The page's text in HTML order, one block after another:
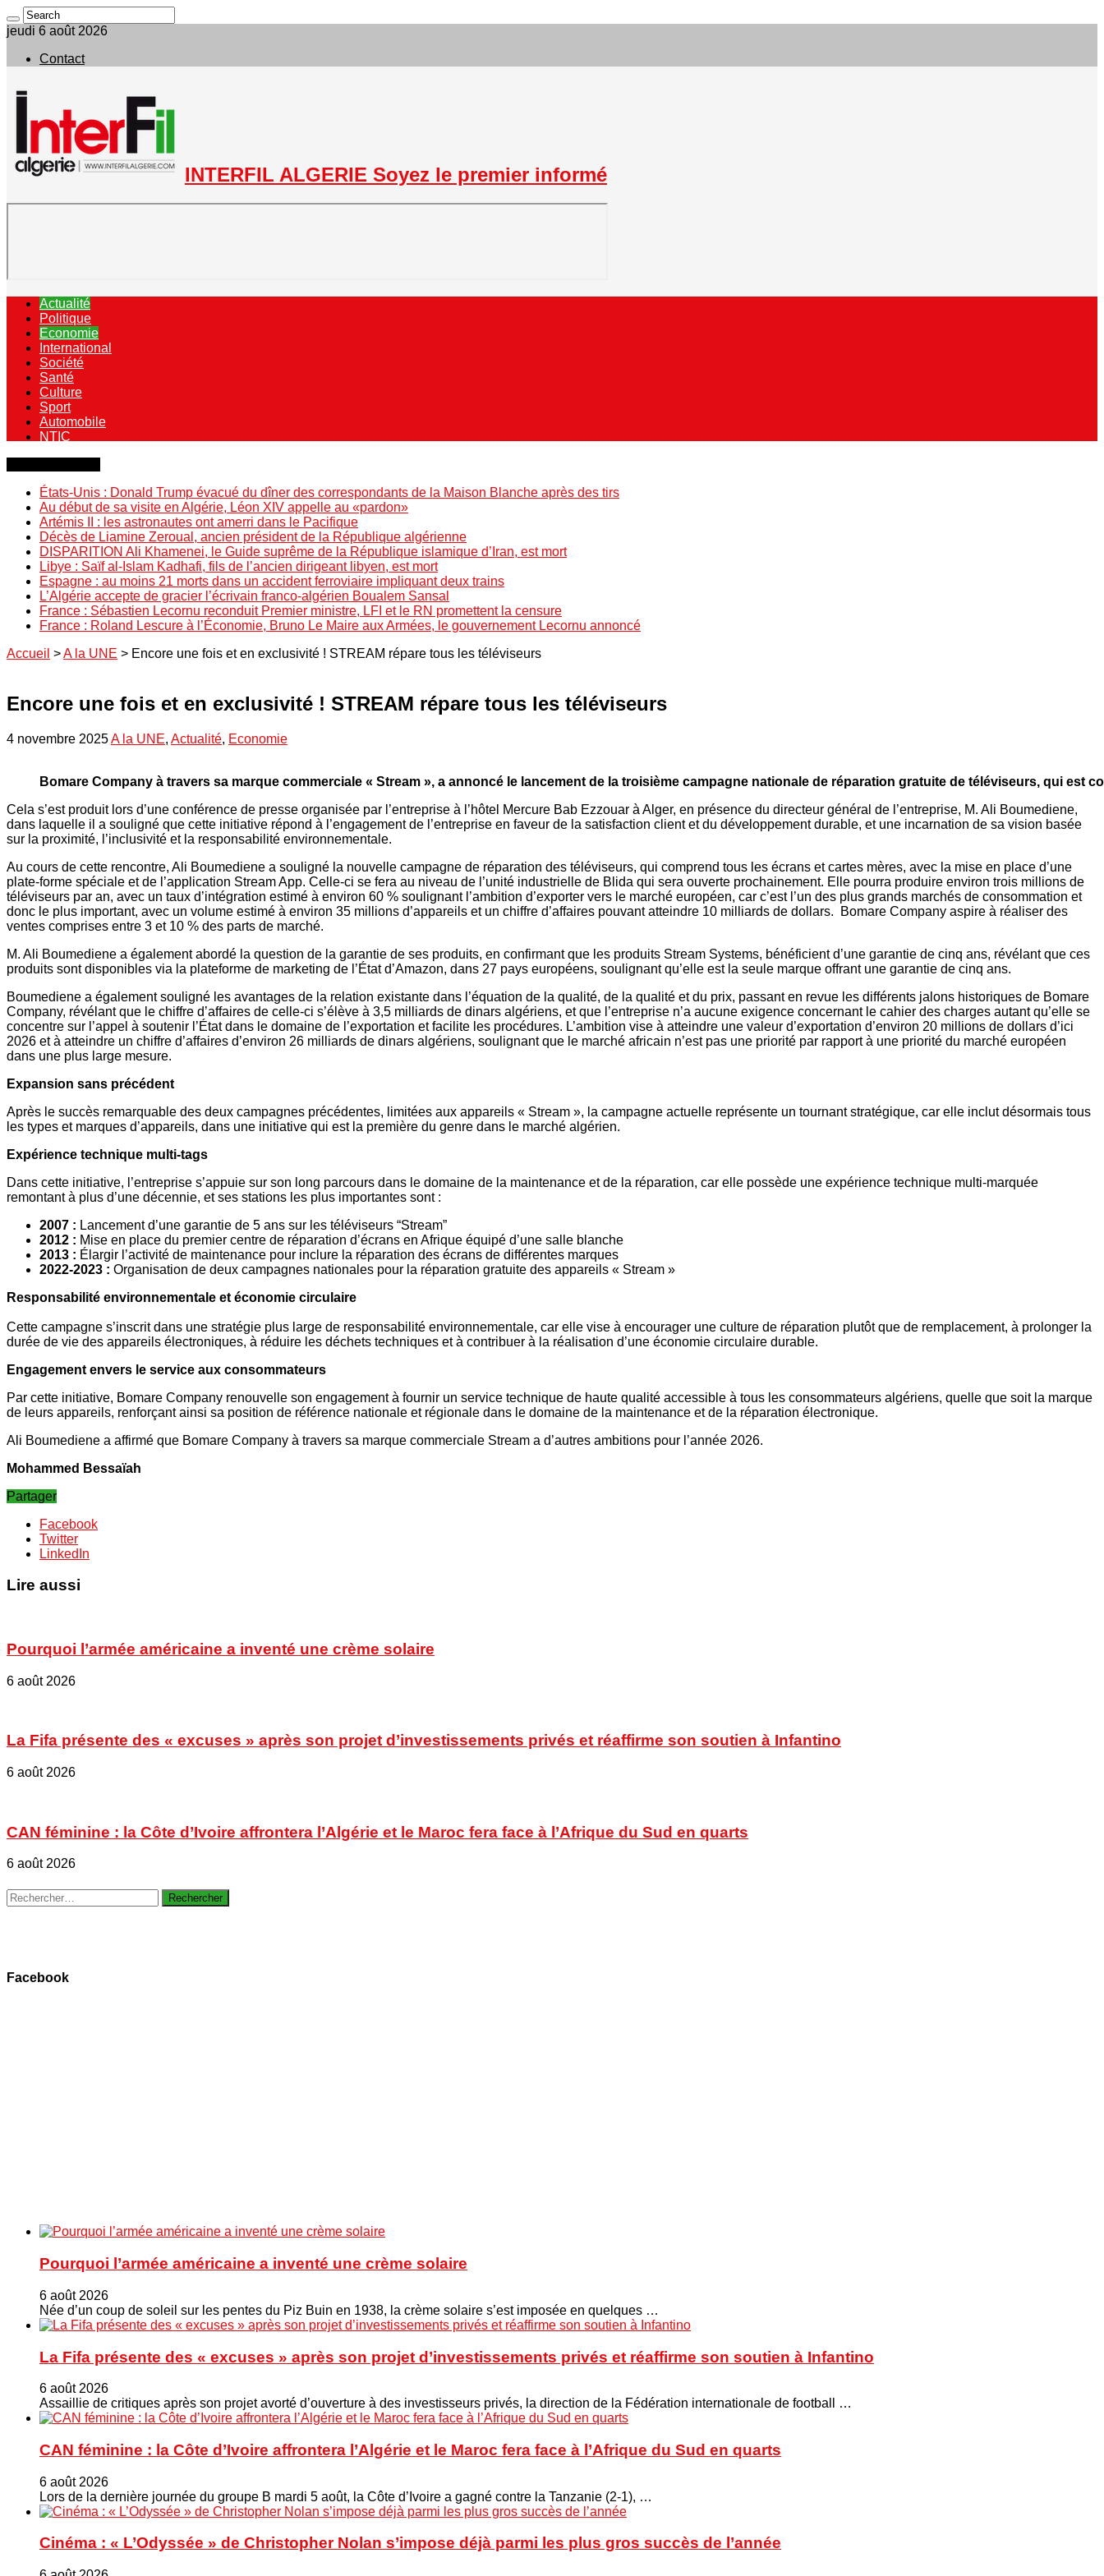
jeudi 6 août 2026
Contact
INTERFIL ALGERIE Soyez le premier informé
Actualité
Politique
Economie
International
Société
Santé
Culture
Sport
Automobile
NTIC
États-Unis : Donald Trump évacué du dîner des correspondants de la Maison Blanche après des tirs
Au début de sa visite en Algérie, Léon XIV appelle au «pardon»
Artémis II : les astronautes ont amerri dans le Pacifique
Décès de Liamine Zeroual, ancien président de la République algérienne
DISPARITION Ali Khamenei, le Guide suprême de la République islamique d’Iran, est mort
Libye : Saïf al-Islam Kadhafi, fils de l’ancien dirigeant libyen, est mort
Espagne : au moins 21 morts dans un accident ferroviaire impliquant deux trains
L’Algérie accepte de gracier l’écrivain franco-algérien Boualem Sansal
France : Sébastien Lecornu reconduit Premier ministre, LFI et le RN promettent la censure
France : Roland Lescure à l’Économie, Bruno Le Maire aux Armées, le gouvernement Lecornu annoncé
Accueil >A la UNE > Encore une fois et en exclusivité ! STREAM répare tous les téléviseurs
Encore une fois et en exclusivité ! STREAM répare tous les téléviseurs
4 novembre 2025A la UNE, Actualité, Economie
Bomare Company à travers sa marque commerciale « Stream », a annoncé le lancement de la troisième campagne nationale de réparation gratuite de téléviseurs, qui
Cela s’est produit lors d’une conférence de presse organisée par l’entreprise à l’hôtel Mercure Bab Ezzouar à Alger, en présence du directeur général de l’entreprise, M. Ali Boumediene,
dans laquelle il a souligné que cette initiative répond à l’engagement de l’entreprise en faveur de la satisfaction client et du développement durable, et une incarnation de sa vision basée
sur la proximité, l’inclusivité et la responsabilité environnementale.
Au cours de cette rencontre, Ali Boumediene a souligné la nouvelle campagne de réparation des téléviseurs, qui comprend tous les écrans et cartes mères, avec la mise en place d’une
plate-forme spéciale et de l’application Stream App. Celle-ci se fera au niveau de l’unité industrielle de Blida qui sera ouverte prochainement. Elle pourra produire environ trois millions de
téléviseurs par an, avec un taux d’intégration estimé à environ 60 % soulignant l’ambition d’exporter vers le marché européen, car c’est l’un des plus grands marchés de consommation et
donc le plus important, avec un volume estimé à environ 35 millions d’appareils et un chiffre d’affaires pouvant atteindre 10 milliards de dollars. Bomare Company aspire à réaliser des
ventes comprises entre 3 et 10 % des parts de marché.
M. Ali Boumediene a également abordé la question de la garantie de ses produits, en confirmant que les produits Stream Systems, bénéficient d’une garantie de cinq ans, révélant que ces
produits sont disponibles via la plateforme de marketing de l’État d’Amazon, dans 27 pays européens, soulignant qu’elle est la seule marque offrant une garantie de cinq ans.
Boumediene a également souligné les avantages de la relation existante dans l’équation de la qualité, de la qualité et du prix, passant en revue les différents jalons historiques de Bomare
Company, révélant que le chiffre d’affaires de celle-ci s’élève à 3,5 milliards de dinars algériens, et que l’entreprise n’a aucune exigence concernant le cahier des charges autant qu’elle se
concentre sur l’appel à soutenir l’État dans le domaine de l’exportation et facilite les procédures. L’ambition vise à atteindre une valeur d’exportation d’environ 20 millions de dollars d’ici
2026 et à atteindre un chiffre d’affaires d’environ 26 milliards de dinars algériens, soulignant que le marché africain n’est pas une priorité par rapport à une priorité du marché européen
dans une plus large mesure.
Expansion sans précédent
Après le succès remarquable des deux campagnes précédentes, limitées aux appareils « Stream », la campagne actuelle représente un tournant stratégique, car elle inclut désormais tous
les types et marques d’appareils, dans une initiative qui est la première du genre dans le marché algérien.
Expérience technique multi-tags
Dans cette initiative, l’entreprise s’appuie sur son long parcours dans le domaine de la maintenance et de la réparation, car elle possède une expérience technique multi-marquée
remontant à plus d’une décennie, et ses stations les plus importantes sont :
2007 : Lancement d’une garantie de 5 ans sur les téléviseurs “Stream”
2012 : Mise en place du premier centre de réparation d’écrans en Afrique équipé d’une salle blanche
2013 : Élargir l’activité de maintenance pour inclure la réparation des écrans de différentes marques
2022-2023 : Organisation de deux campagnes nationales pour la réparation gratuite des appareils « Stream »
Responsabilité environnementale et économie circulaire
Cette campagne s’inscrit dans une stratégie plus large de responsabilité environnementale, car elle vise à encourager une culture de réparation plutôt que de remplacement, à prolonger la
durée de vie des appareils électroniques, à réduire les déchets techniques et à contribuer à la réalisation d’une économie circulaire durable.
Engagement envers le service aux consommateurs
Par cette initiative, Bomare Company renouvelle son engagement à fournir un service technique de haute qualité accessible à tous les consommateurs algériens, quelle que soit la marque
de leurs appareils, renforçant ainsi sa position de référence nationale et régionale dans le domaine de la maintenance et de la réparation électronique.
Ali Boumediene a affirmé que Bomare Company à travers sa marque commerciale Stream a d’autres ambitions pour l’année 2026.
Mohammed Bessaïah
Partager
Facebook
Twitter
LinkedIn
Lire aussi
Pourquoi l’armée américaine a inventé une crème solaire
6 août 2026
La Fifa présente des « excuses » après son projet d’investissements privés et réaffirme son soutien à Infantino
6 août 2026
CAN féminine : la Côte d’Ivoire affrontera l’Algérie et le Maroc fera face à l’Afrique du Sud en quarts
6 août 2026
Rechercher :
Facebook
Pourquoi l’armée américaine a inventé une crème solaire
6 août 2026
Née d’un coup de soleil sur les pentes du Piz Buin en 1938, la crème solaire s’est imposée en quelques …
La Fifa présente des « excuses » après son projet d’investissements privés et réaffirme son soutien à Infantino
6 août 2026
Assaillie de critiques après son projet avorté d’ouverture à des investisseurs privés, la direction de la Fédération internationale de football …
CAN féminine : la Côte d’Ivoire affrontera l’Algérie et le Maroc fera face à l’Afrique du Sud en quarts
6 août 2026
Lors de la dernière journée du groupe B mardi 5 août, la Côte d’Ivoire a gagné contre la Tanzanie (2-1), …
Cinéma : « L’Odyssée » de Christopher Nolan s’impose déjà parmi les plus gros succès de l’année